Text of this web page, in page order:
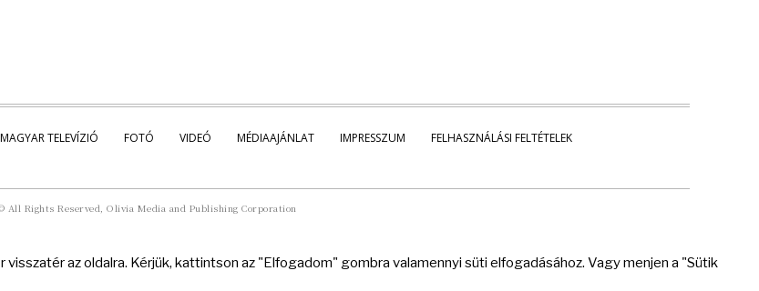
TELEVÍZIÓ FOTÓ VIDEÓ MÉDIAAJÁNLAT IMPRESSZUM FELHASZNÁLÁSI FELTÉTELEK
All Rights Reserved, Olivia Media and Publishing Corporation
az oldalra. Kérjük, kattintson az "Elfogadom" gombra valamennyi süti elfogadásához. Vagy menjen a "Sütik